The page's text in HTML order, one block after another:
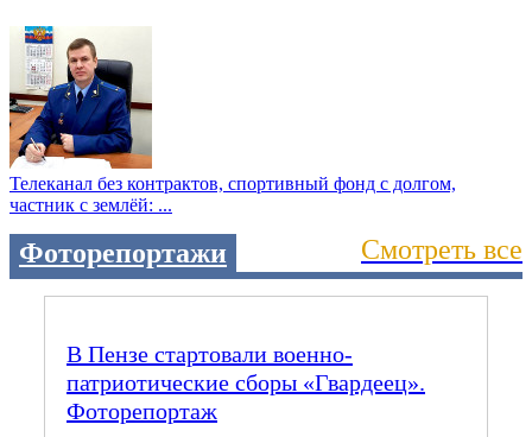
Телеканал без контрактов, спортивный фонд с долгом,
частник с землёй: ...
Фоторепортажи Смотреть все
В Пензе стартовали военно-
патриотические сборы «Гвардеец».
Фоторепортаж